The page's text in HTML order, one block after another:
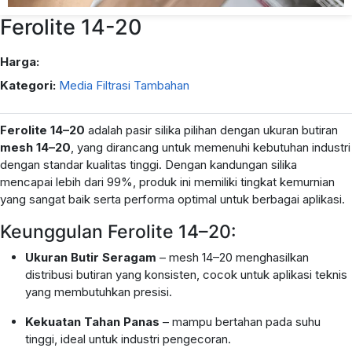
Ferolite 14-20
Harga:
Kategori: Media Filtrasi Tambahan
Ferolite 14–20 adalah pasir silika pilihan dengan ukuran butiran
mesh 14–20, yang dirancang untuk memenuhi kebutuhan industri
dengan standar kualitas tinggi. Dengan kandungan silika
mencapai lebih dari 99%, produk ini memiliki tingkat kemurnian
yang sangat baik serta performa optimal untuk berbagai aplikasi.
Keunggulan Ferolite 14–20:
Ukuran Butir Seragam – mesh 14–20 menghasilkan
distribusi butiran yang konsisten, cocok untuk aplikasi teknis
yang membutuhkan presisi.
Kekuatan Tahan Panas – mampu bertahan pada suhu
tinggi, ideal untuk industri pengecoran.